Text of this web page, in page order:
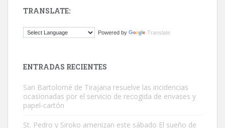
Este gato macho ha aparecido en la calle hace menos de un mes,
TRANSLATE:
Powered by Translate
ENTRADAS RECIENTES
San Bartolomé de Tirajana resuelve las incidencias
ocasionadas por el servicio de recogida de envases y
papel-cartón
St. Pedro y Siroko amenizan este sábado El sueño de